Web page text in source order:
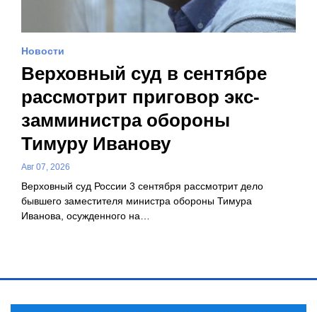
Новости
Верховный суд в сентябре
рассмотрит приговор экс-
замминистра обороны
Тимуру Иванову
Авг 07, 2026
Верховный суд России 3 сентября рассмотрит дело
бывшего заместителя министра обороны Тимура
Иванова, осужденного на…